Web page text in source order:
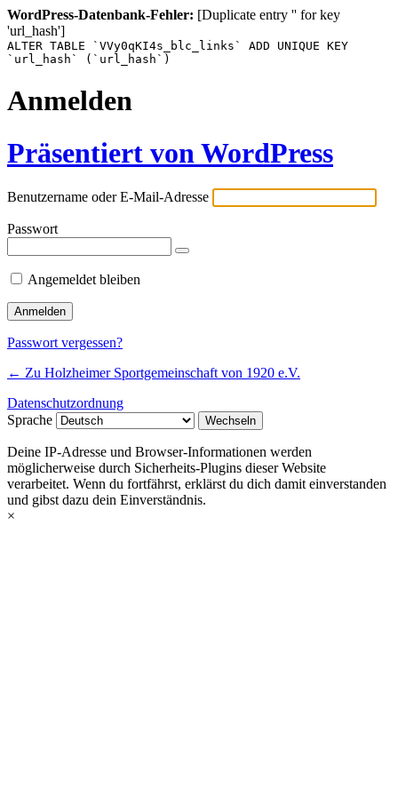
WordPress-Datenbank-Fehler: [Duplicate entry '' for key
'url_hash']
ALTER TABLE `VVy0qKI4s_blc_links` ADD UNIQUE KEY
`url_hash` (`url_hash`)
Anmelden
Präsentiert von WordPress
Benutzername oder E-Mail-Adresse
Passwort
Angemeldet bleiben
Passwort vergessen?
← Zu Holzheimer Sportgemeinschaft von 1920 e.V.
Datenschutzordnung
Sprache
Deine IP-Adresse und Browser-Informationen werden
möglicherweise durch Sicherheits-Plugins dieser Website
verarbeitet. Wenn du fortfährst, erklärst du dich damit einverstanden
und gibst dazu dein Einverständnis.
×